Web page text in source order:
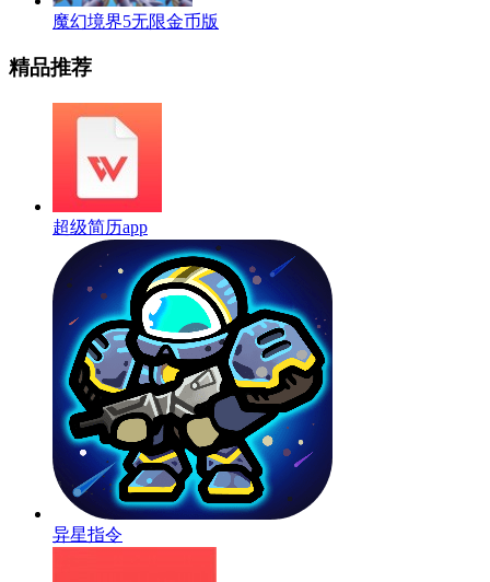
魔幻境界5无限金币版
精品推荐
超级简历app
异星指令